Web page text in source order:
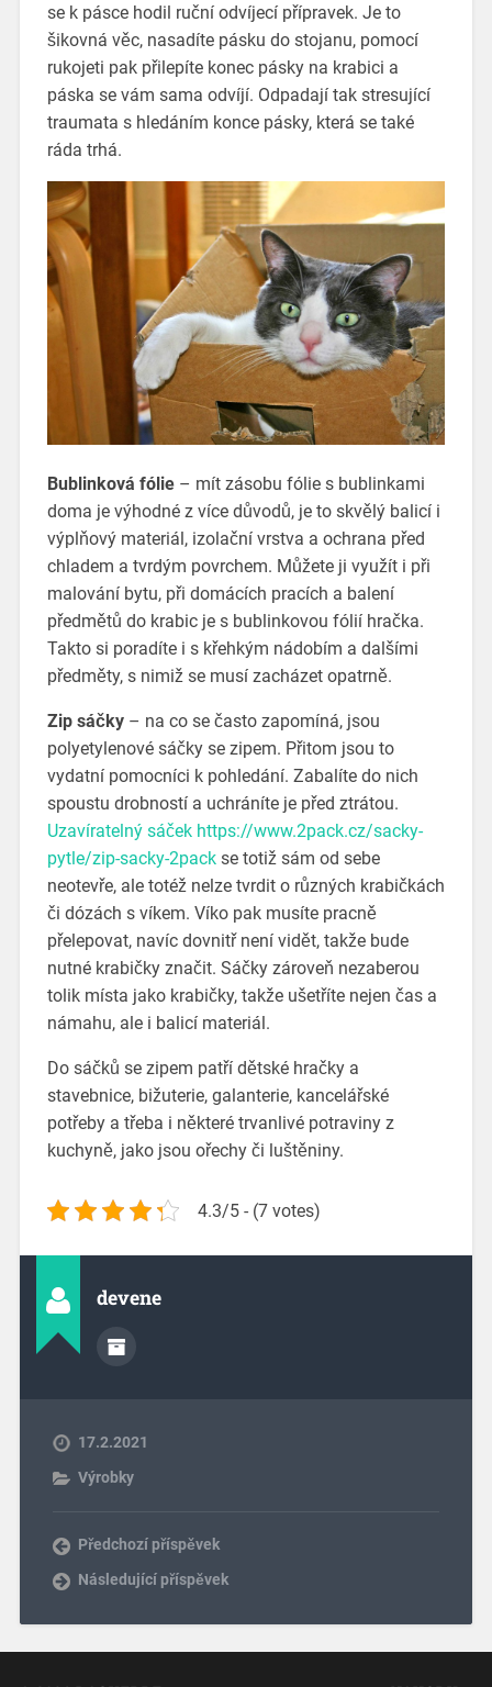
se k pásce hodil ruční odvíjecí přípravek. Je to
šikovná věc, nasadíte pásku do stojanu, pomocí
rukojeti pak přilepíte konec pásky na krabici a
páska se vám sama odvíjí. Odpadají tak stresující
traumata s hledáním konce pásky, která se také
ráda trhá.
Bublinková fólie– mít zásobu fólie s bublinkami
doma je výhodné z více důvodů, je to skvělý balicí i
výplňový materiál, izolační vrstva a ochrana před
chladem a tvrdým povrchem. Můžete ji využít i při
malování bytu, při domácích pracích a balení
předmětů do krabic je s bublinkovou fólií hračka.
Takto si poradíte i s křehkým nádobím a dalšími
předměty, s nimiž se musí zacházet opatrně.
Zip sáčky– na co se často zapomíná, jsou
polyetylenové sáčky se zipem. Přitom jsou to
vydatní pomocníci k pohledání. Zabalíte do nich
spoustu drobností a uchráníte je před ztrátou.
Uzavíratelný sáček https://www.2pack.cz/sacky-
pytle/zip-sacky-2packse totiž sám od sebe
neotevře, ale totéž nelze tvrdit o různých krabičkách
či dózách s víkem. Víko pak musíte pracně
přelepovat, navíc dovnitř není vidět, takže bude
nutné krabičky značit. Sáčky zároveň nezaberou
tolik místa jako krabičky, takže ušetříte nejen čas a
námahu, ale i balicí materiál.
Do sáčků se zipem patří dětské hračky a
stavebnice, bižuterie, galanterie, kancelářské
potřeby a třeba i některé trvanlivé potraviny z
kuchyně, jako jsou ořechy či luštěniny.
4.3/5 - (7 votes)
devene
17.2.2021
Výrobky
Předchozí příspěvek
Následující příspěvek